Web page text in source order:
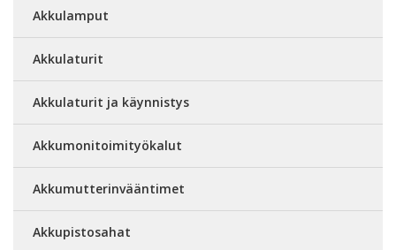
Akkulamput
Akkulaturit
Akkulaturit ja käynnistys
Akkumonitoimityökalut
Akkumutterinvääntimet
Akkupistosahat